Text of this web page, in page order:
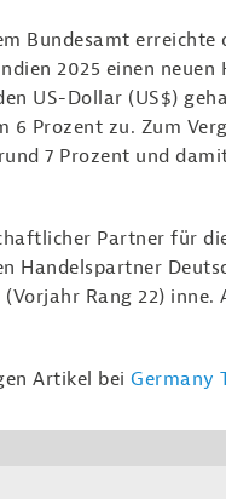
Bundesamt
2025 einen
US-Dollar (US$)
6 Prozent zu. Zum
7 Prozent und
Partner für
Handelspartner
Rang 22)
Artikel bei Germany